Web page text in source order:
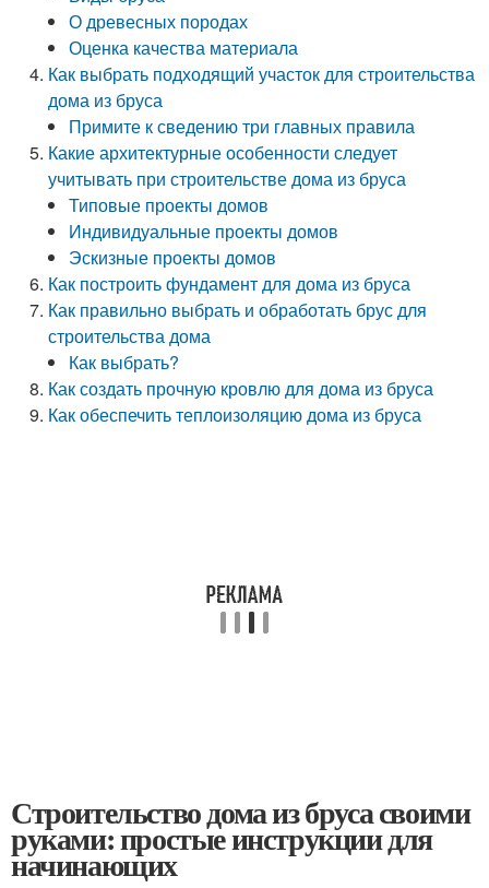
О древесных породах
Оценка качества материала
Как выбрать подходящий участок для строительства
дома из бруса
Примите к сведению три главных правила
Какие архитектурные особенности следует
учитывать при строительстве дома из бруса
Типовые проекты домов
Индивидуальные проекты домов
Эскизные проекты домов
Как построить фундамент для дома из бруса
Как правильно выбрать и обработать брус для
строительства дома
Как выбрать?
Как создать прочную кровлю для дома из бруса
Как обеспечить теплоизоляцию дома из бруса
Строительство дома из бруса своими
руками: простые инструкции для
начинающих